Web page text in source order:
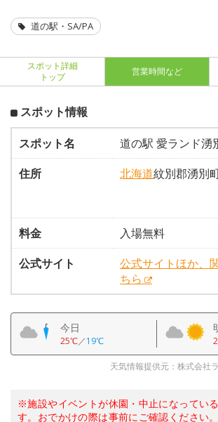
道の駅・SA/PA
スポット詳細
トップ
営業時間など
スポット情報
スポット名
道の駅 愛ランド湧
住所
北海道紋別郡湧別
料金
入場無料
公式サイト
公式サイトほか、
ちら
今日
25℃／19℃
天気情報提供元：株式会社
※施設やイベントが休園・中止になってい
す。おでかけの際は事前にご確認ください。